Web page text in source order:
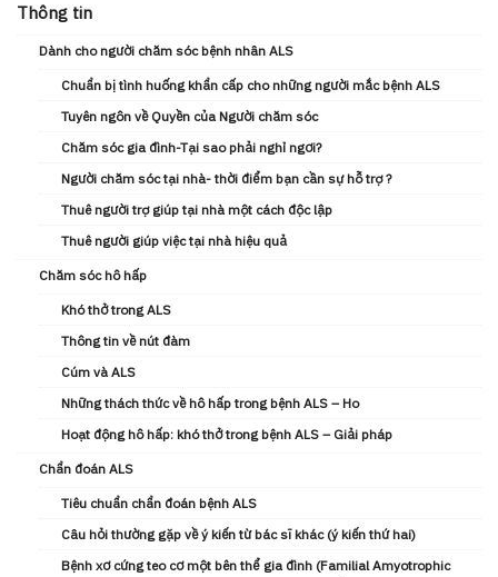
Thông tin
Dành cho người chăm sóc bệnh nhân ALS
Chuẩn bị tình huống khẩn cấp cho những người mắc bệnh ALS
Tuyên ngôn về Quyền của Người chăm sóc
Chăm sóc gia đình-Tại sao phải nghỉ ngơi?
Người chăm sóc tại nhà- thời điểm bạn cần sự hỗ trợ ?
Thuê người trợ giúp tại nhà một cách độc lập
Thuê người giúp việc tại nhà hiệu quả
Chăm sóc hô hấp
Khó thở trong ALS
Thông tin về nút đàm
Cúm và ALS
Những thách thức về hô hấp trong bệnh ALS – Ho
Hoạt động hô hấp: khó thở trong bệnh ALS – Giải pháp
Chẩn đoán ALS
Tiêu chuẩn chẩn đoán bệnh ALS
Câu hỏi thường gặp về ý kiến từ bác sĩ khác (ý kiến ​thứ hai)
Bệnh xơ cứng teo cơ một bên thể gia đình (Familial Amyotrophic